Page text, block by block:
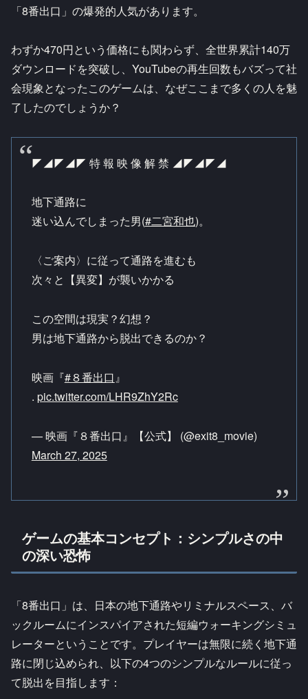
「8番出口」の爆発的人気があります。
わずか470円という価格にも関わらず、全世界累計140万
ダウンロードを突破し、YouTubeの再生回数もバズって社
会現象となったこのゲームは、なぜここまで多くの人を魅
了したのでしょうか？
◤◢◤◢◤ 特 報 映 像 解 禁 ◢◤◢◤◢
地下通路に
迷い込んでしまった男(#二宮和也)。
〈ご案内〉に従って通路を進むも
次々と【異変】が襲いかかる
この空間は現実？幻想？
男は地下通路から脱出できるのか？
映画『#８番出口』
. pic.twitter.com/LHR9ZhY2Rc
— 映画『８番出口』【公式】 (@exit8_movie)
March 27, 2025
ゲームの基本コンセプト：シンプルさの中
の深い恐怖
「8番出口」は、日本の地下通路やリミナルスペース、バ
ックルームにインスパイアされた短編ウォーキングシミュ
レーターということです。プレイヤーは無限に続く地下通
路に閉じ込められ、以下の4つのシンプルなルールに従っ
て脱出を目指します：